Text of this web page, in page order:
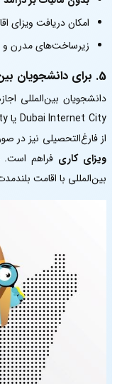
امکان دریافت ویزای
زیرساخت‌های مدرن و
5. برای دانشجویان
دانشجویان بین‌المللی
از فارغ‌التحصیلی نیز در
ویزای کاری فراهم است.
بین‌المللی با اقامت